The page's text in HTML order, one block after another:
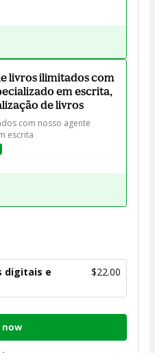
livros ilimitados com
em escrita,
de livros
com nosso agente
escrita
digitais e
$22.00
now